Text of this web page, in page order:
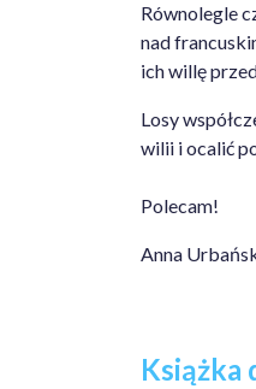
Równolegle
nad
ich willę
Losy
wilii i ocalić
Polecam!
Anna
Książka